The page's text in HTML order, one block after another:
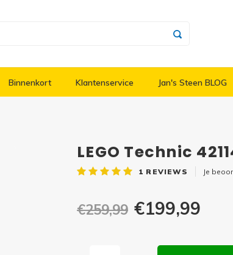
Binnenkort Klantenservice Jan's Steen BLOG
LEGO Technic
1 REVIEWS Je
€259,99 €199,99